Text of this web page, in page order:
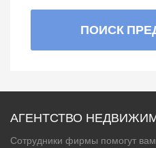
ПОИСК
АГЕНТСТВО
Сотрудники фирмы помогут